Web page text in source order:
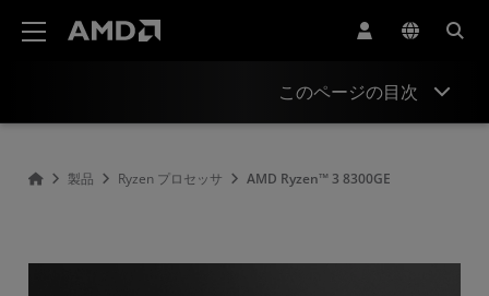
このページの目次
製品 Ryzen プロセッサ AMD Ryzen™ 3 8300GE